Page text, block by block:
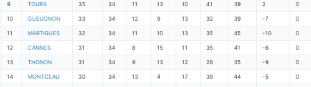
9 TOURS 35 34 11 13 10 41 39 2 0
10 GUEUGNON 33 34 12 9 13 32 39 -7 0
11 MARTIGUES 32 34 11 10 13 35 45 -10 0
12 CANNES 31 34 8 15 11 35 41 -6 0
13 THONON 31 34 9 13 12 26 35 -9 0
14 MONTCEAU 30 34 13 4 17 39 44 -5 0